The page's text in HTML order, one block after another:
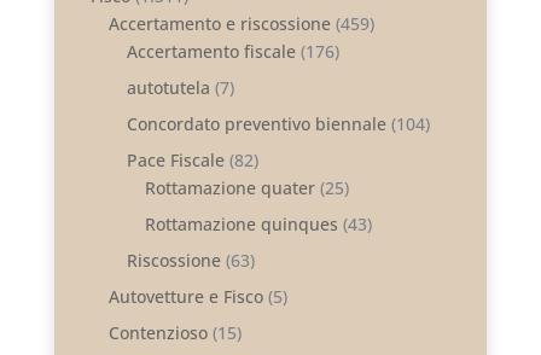
Accertamento e riscossione(459)
Accertamento fiscale(176)
autotutela (7)
Concordato preventivo biennale(104)
Pace Fiscale(82)
Rottamazione quater(25)
Rottamazione quinques (43)
Riscossione(63)
Autovetture e Fisco(5)
Contenzioso(15)